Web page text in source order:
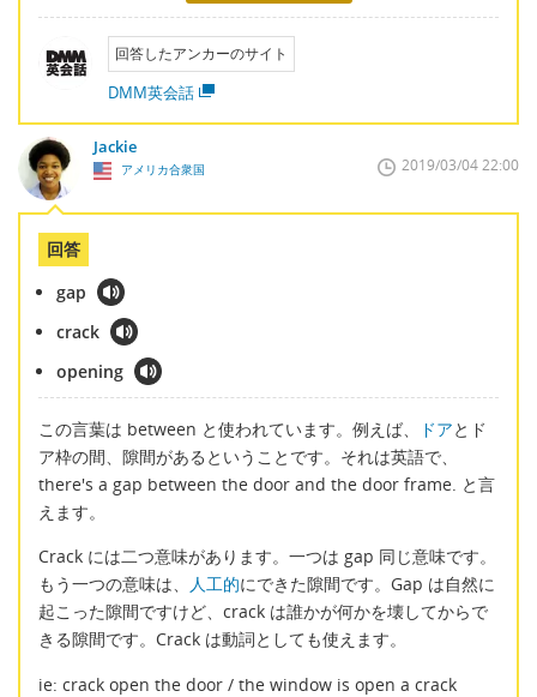
回答したアンカーのサイト
DMM英会話
Jackie
アメリカ合衆国 2019/03/04 22:00
回答
gap
crack
opening
この言葉は between と使われています。例えば、 ドアとド
ア枠の間、隙間があるということです。それは英語で、
there's a gap between the door and the door frame. と言
えます。
Crack には二つ意味があります。一つは gap 同じ意味です。
もう一つの意味は、
人工的にできた隙間です。Gap は自然に
起こった隙間ですけど、crack は誰かが何かを壊してからで
きる隙間です。Crack は動詞としても使えます。
ie: crack open the door / the window is open a crack